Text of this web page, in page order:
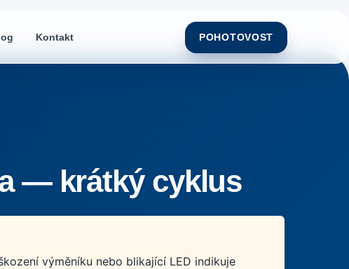
Kontakt POHOTOVOST
— krátký cyklus
výměníku nebo blikající LED indikuje